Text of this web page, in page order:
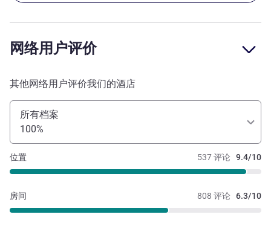
网络用户评价
其他网络用户评价我们的酒店
所有档案
100%
537 评论 9.4/10
位置
808 评论 6.3/10
房间